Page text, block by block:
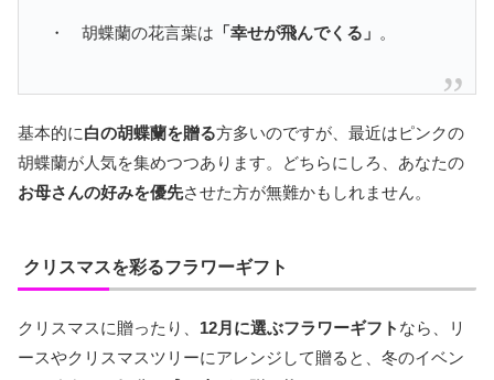
・ 胡蝶蘭の花言葉は 「幸せが飛んでくる」 。
基本的に白の胡蝶蘭を贈る方多いのですが、最近はピンクの
胡蝶蘭が人気を集めつつあります。どちらにしろ、あなたの
お母さんの好みを優先させた方が無難かもしれません。
クリスマスを彩るフラワーギフト
クリスマスに贈ったり、 12月に選ぶフラワーギフト なら、リ
ースやクリスマスツリーにアレンジして贈ると、冬のイベン